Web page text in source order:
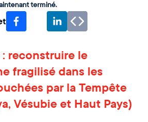
terminé.
reconstruire le
fragilisé dans les
par la Tempête
Vésubie et Haut Pays)